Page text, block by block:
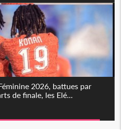
2026, battues par
de finale, les Elé...